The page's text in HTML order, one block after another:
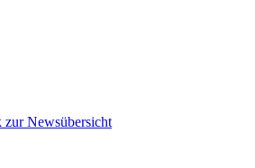
zur Newsübersicht